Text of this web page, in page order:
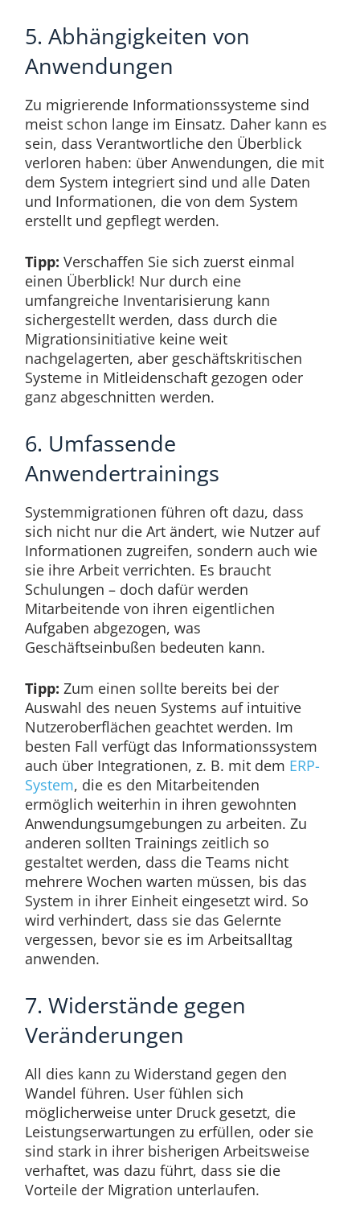
5. Abhängigkeiten von
Anwendungen
Zu migrierende Informationssysteme sind
meist schon lange im Einsatz. Daher kann es
sein, dass Verantwortliche den Überblick
verloren haben: über Anwendungen, die mit
dem System integriert sind und alle Daten
und Informationen, die von dem System
erstellt und gepflegt werden.
Tipp: Verschaffen Sie sich zuerst einmal
einen Überblick! Nur durch eine
umfangreiche Inventarisierung kann
sichergestellt werden, dass durch die
Migrationsinitiative keine weit
nachgelagerten, aber geschäftskritischen
Systeme in Mitleidenschaft gezogen oder
ganz abgeschnitten werden.
6. Umfassende
Anwendertrainings
Systemmigrationen führen oft dazu, dass
sich nicht nur die Art ändert, wie Nutzer auf
Informationen zugreifen, sondern auch wie
sie ihre Arbeit verrichten. Es braucht
Schulungen – doch dafür werden
Mitarbeitende von ihren eigentlichen
Aufgaben abgezogen, was
Geschäftseinbußen bedeuten kann.
Tipp: Zum einen sollte bereits bei der
Auswahl des neuen Systems auf intuitive
Nutzeroberflächen geachtet werden. Im
besten Fall verfügt das Informationssystem
auch über Integrationen, z. B. mit dem ERP-
System, die es den Mitarbeitenden
ermöglich weiterhin in ihren gewohnten
Anwendungsumgebungen zu arbeiten. Zu
anderen sollten Trainings zeitlich so
gestaltet werden, dass die Teams nicht
mehrere Wochen warten müssen, bis das
System in ihrer Einheit eingesetzt wird. So
wird verhindert, dass sie das Gelernte
vergessen, bevor sie es im Arbeitsalltag
anwenden.
7. Widerstände gegen
Veränderungen
All dies kann zu Widerstand gegen den
Wandel führen. User fühlen sich
möglicherweise unter Druck gesetzt, die
Leistungserwartungen zu erfüllen, oder sie
sind stark in ihrer bisherigen Arbeitsweise
verhaftet, was dazu führt, dass sie die
Vorteile der Migration unterlaufen.